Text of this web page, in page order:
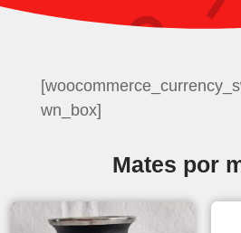
wn_box]
Mates por